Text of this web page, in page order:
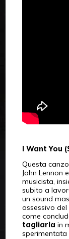
I Want You
Questa
John Lennon
musicista,
subito a
un sound
ossessivo
come
tagliarla in
sperimentata